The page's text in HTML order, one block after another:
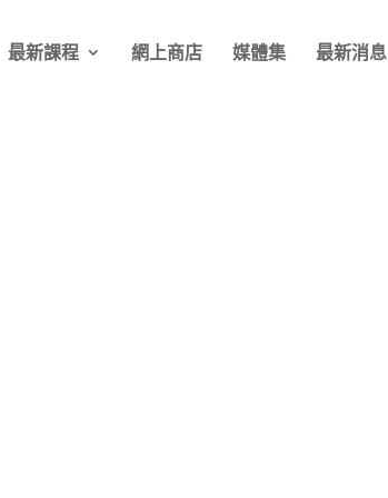
最新課程 網上商店 媒體集 最新消息